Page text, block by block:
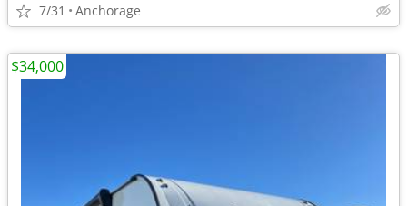
7/31 Anchorage
$34,000